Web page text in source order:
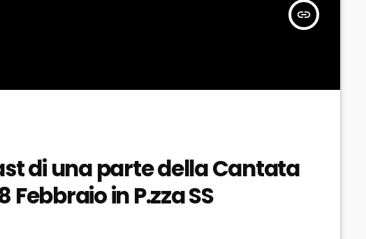
insert_link
di una parte della Cantata
in P.zza SS